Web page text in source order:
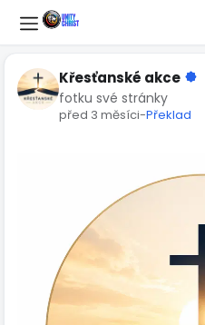
Křesťanské akce
fotku své stránky
před 3 měsíci-Překlad